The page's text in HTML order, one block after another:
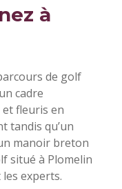
à
de golf
cadre
fleuris en
tandis qu’un
manoir breton
situé à Plomelin
experts.